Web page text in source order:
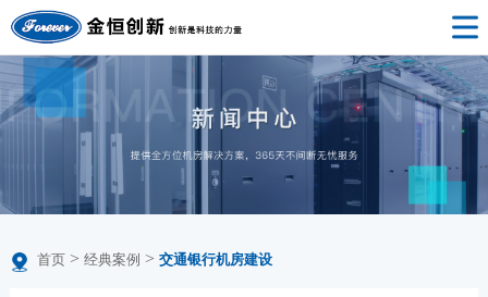
首页> 经典案例 > 交通银行机房建设